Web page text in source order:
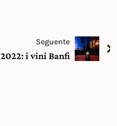
Seguente
i vini Banfi